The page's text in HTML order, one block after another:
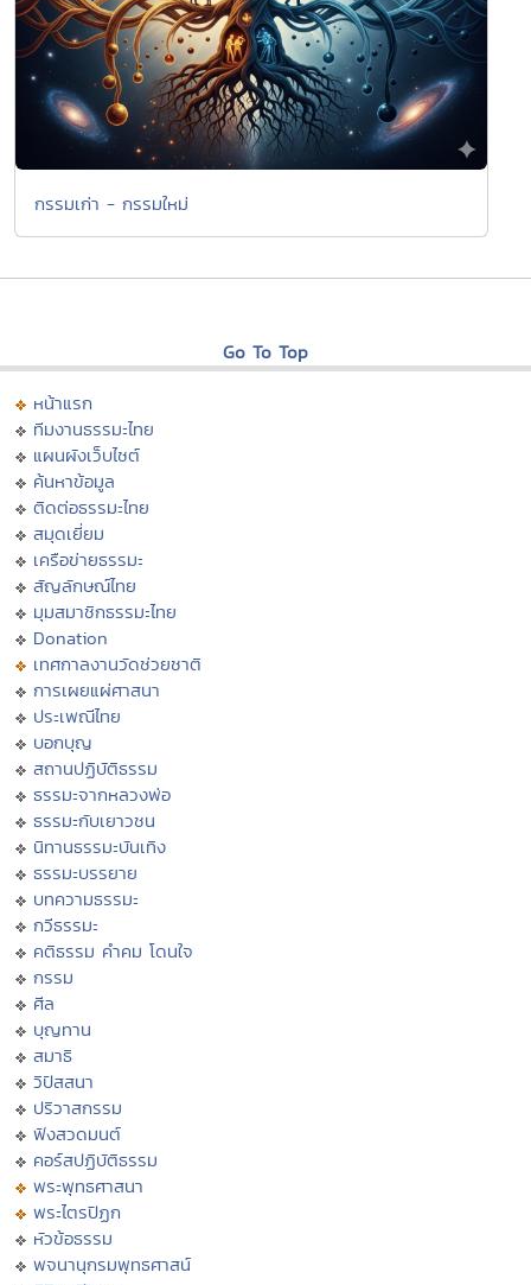
กรรมเก่า - กรรมใหม่
Go To Top
หน้าแรก
ทีมงานธรรมะไทย
แผนผังเว็บไซต์
ค้นหาข้อมูล
ติดต่อธรรมะไทย
สมุดเยี่ยม
เครือข่ายธรรมะ
สัญลักษณ์ไทย
มุมสมาชิกธรรมะไทย
Donation
เทศกาลงานวัดช่วยชาติ
การเผยแผ่ศาสนา
ประเพณีไทย
บอกบุญ
สถานปฏิบัติธรรม
ธรรมะจากหลวงพ่อ
ธรรมะกับเยาวชน
นิทานธรรมะบันเทิง
ธรรมะบรรยาย
บทความธรรมะ
กวีธรรมะ
คติธรรม คำคม โดนใจ
กรรม
ศีล
บุญทาน
สมาธิ
วิปัสสนา
ปริวาสกรรม
ฟังสวดมนต์
คอร์สปฏิบัติธรรม
พระพุทธศาสนา
พระไตรปิฏก
หัวข้อธรรม
พจนานุกรมพุทธศาสน์